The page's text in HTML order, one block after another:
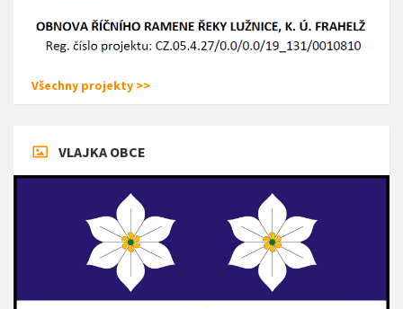
Všechny projekty >>
VLAJKA OBCE